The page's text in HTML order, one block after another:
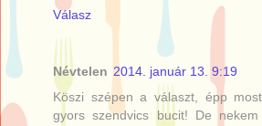
Válasz
Névtelen 2014. január 13. 9:19
Köszi szépen a választ, épp
gyors szendvics bucit! De